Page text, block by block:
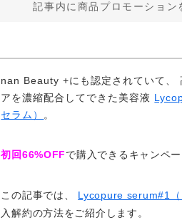
記事内に商品プロモーション
nan Beauty +にも認定されていて、
アを濃縮配合してできた美容液
セラム）
。
初回66%OFFで購入できるキャンペー
この記事では、 Lycopure serum#1（
入解約の方法をご紹介します。